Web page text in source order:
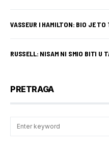
VASSEUR I HAMILTON: BIO JE TO
RUSSELL: NISAM NI SMIO BITI U
PRETRAGA